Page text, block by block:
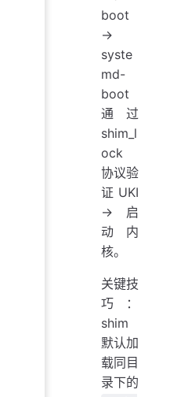
boot
→
syste
md-
boot
通过
shim_l
ock
协议验
证 UKI
→ 启
动内
核。
关键技
巧：
shim
默认加
载同目
录下的